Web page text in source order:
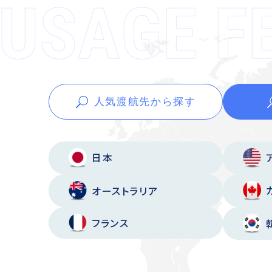
人気渡航先から探す
日本
オーストラリア
フランス